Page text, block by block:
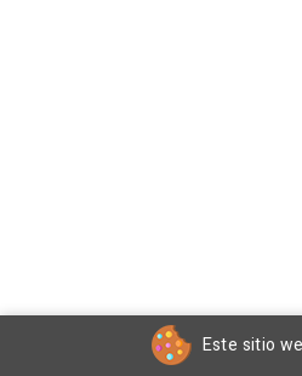
Este sitio